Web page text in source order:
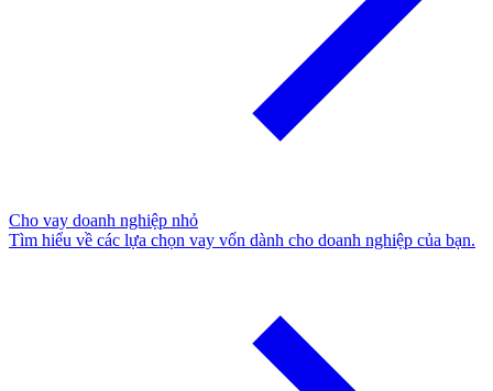
Cho vay doanh nghiệp nhỏ
Tìm hiểu về các lựa chọn vay vốn dành cho doanh nghiệp của bạn.